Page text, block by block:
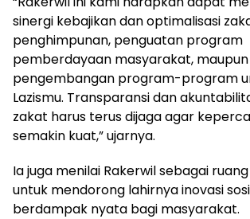
sinergi kebajikan dan optimalisasi
penghimpunan, penguatan program
pemberdayaan masyarakat, maupun
pengembangan program-program
Lazismu. Transparansi dan
zakat harus terus dijaga agar
semakin kuat,” ujarnya.
Ia juga menilai Rakerwil sebagai
untuk mendorong lahirnya inovasi
berdampak nyata bagi masyarakat.